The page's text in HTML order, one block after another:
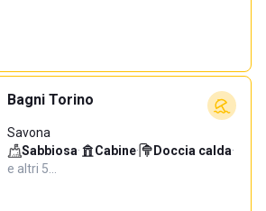
Bagni Torino
Savona
Sabbiosa· Cabine· Doccia calda·
e altri 5…